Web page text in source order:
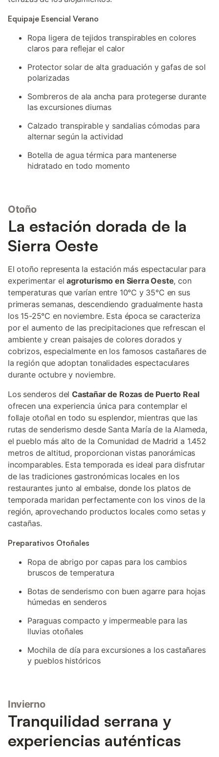
Equipaje Esencial Verano
Ropa ligera de tejidos transpirables en colores
claros para reflejar el calor
Protector solar de alta graduación y gafas de sol
polarizadas
Sombreros de ala ancha para protegerse durante
las excursiones diurnas
Calzado transpirable y sandalias cómodas para
alternar según la actividad
Botella de agua térmica para mantenerse
hidratado en todo momento
Otoño
La estación dorada de la
Sierra Oeste
El otoño representa la estación más espectacular para
experimentar elagroturismo en Sierra Oeste, con
temperaturas que varían entre 10°C y 35°C en sus
primeras semanas, descendiendo gradualmente hasta
los 15-25°C en noviembre. Esta época se caracteriza
por el aumento de las precipitaciones que refrescan el
ambiente y crean paisajes de colores dorados y
cobrizos, especialmente en los famosos castañares de
la región que adoptan tonalidades espectaculares
durante octubre y noviembre.
Los senderos delCastañar de Rozas de Puerto Real
ofrecen una experiencia única para contemplar el
follaje otoñal en todo su esplendor, mientras que las
rutas de senderismo desde Santa María de la Alameda,
el pueblo más alto de la Comunidad de Madrid a 1.452
metros de altitud, proporcionan vistas panorámicas
incomparables. Esta temporada es ideal para disfrutar
de las tradiciones gastronómicas locales en los
restaurantes junto al embalse, donde los platos de
temporada maridan perfectamente con los vinos de la
región, aprovechando productos locales como setas y
castañas.
Preparativos Otoñales
Ropa de abrigo por capas para los cambios
bruscos de temperatura
Botas de senderismo con buen agarre para hojas
húmedas en senderos
Paraguas compacto y impermeable para las
lluvias otoñales
Mochila de día para excursiones a los castañares
y pueblos históricos
Invierno
Tranquilidad serrana y
experiencias auténticas